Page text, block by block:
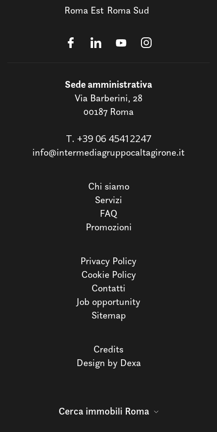
Roma Est Roma Sud
Sede amministrativa
Via Barberini, 28
00187 Roma
T. +39 06 45412247
info@intermediagruppocaltagirone.it
Chi siamo
Servizi
FAQ
Promozioni
Privacy Policy
Cookie Policy
Contatti
Job opportunity
Sitemap
Credits
Design by Dexa
Cerca immobili Roma